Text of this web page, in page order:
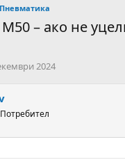
M50 – ако не
2024